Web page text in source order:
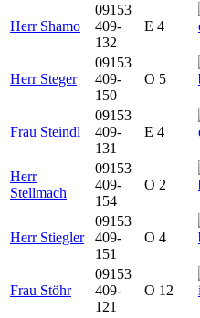
Herr Shamo
09153
409-
132
E 4
Herr Steger
09153
409-
150
O 5
Frau Steindl
09153
409-
131
E 4
Herr
Stellmach
09153
409-
154
O 2
Herr Stiegler
09153
409-
151
O 4
Frau Stöhr
09153
409-
121
O 12